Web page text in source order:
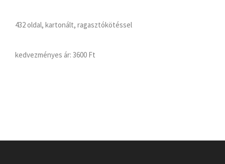
432 oldal, kartonált, ragasztókötéssel
kedvezményes ár: 3600 Ft